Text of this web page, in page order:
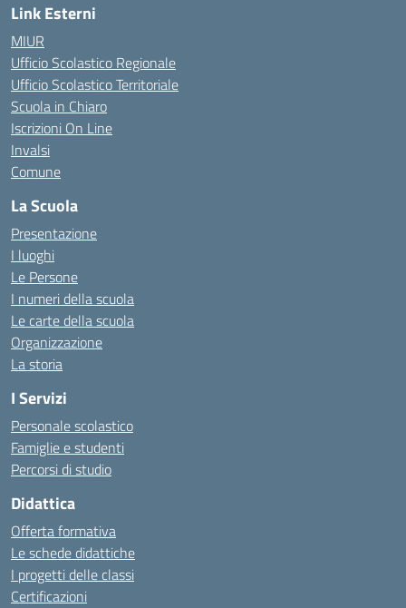
Link Esterni
MIUR
Ufficio Scolastico Regionale
Ufficio Scolastico Territoriale
Scuola in Chiaro
Iscrizioni On Line
Invalsi
Comune
La Scuola
Presentazione
I luoghi
Le Persone
I numeri della scuola
Le carte della scuola
Organizzazione
La storia
I Servizi
Personale scolastico
Famiglie e studenti
Percorsi di studio
Didattica
Offerta formativa
Le schede didattiche
I progetti delle classi
Certificazioni